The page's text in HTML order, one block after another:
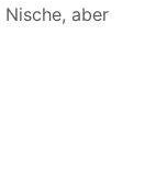
Nische, aber